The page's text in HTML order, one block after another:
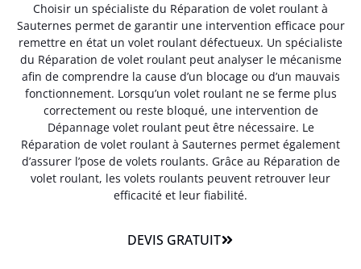
Choisir un spécialiste du Réparation de volet roulant à
Sauternes permet de garantir une intervention efficace pour
remettre en état un volet roulant défectueux. Un spécialiste
du Réparation de volet roulant peut analyser le mécanisme
afin de comprendre la cause d’un blocage ou d’un mauvais
fonctionnement. Lorsqu’un volet roulant ne se ferme plus
correctement ou reste bloqué, une intervention de
Dépannage volet roulant peut être nécessaire. Le
Réparation de volet roulant à Sauternes permet également
d’assurer l’pose de volets roulants. Grâce au Réparation de
volet roulant, les volets roulants peuvent retrouver leur
efficacité et leur fiabilité.
DEVIS GRATUIT